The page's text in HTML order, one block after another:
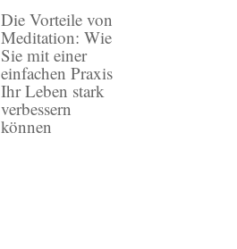
Die Vorteile von
Meditation: Wie
Sie mit einer
einfachen Praxis
Ihr Leben stark
verbessern
können